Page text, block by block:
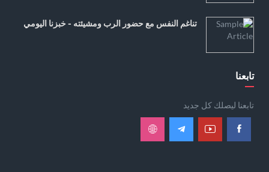
تناغم النفس مع حضور الرب ومشيئته - خبزنا اليومي
تابعنا
تابعنا ليصلك كل جديد